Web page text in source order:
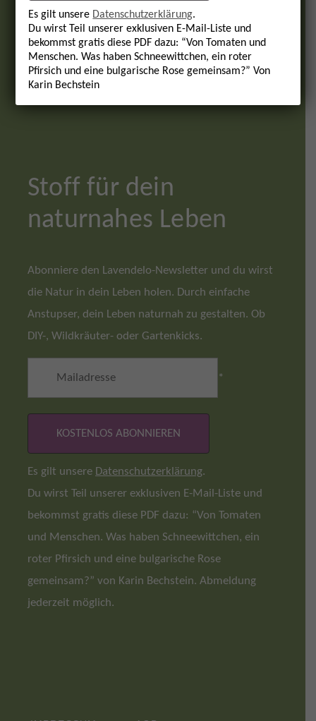
Stoff für dein
naturnahes Leben
Abonniere den Lavendelo-Newsletter und du wirst
die Natur in dein Leben holen. Durch einfache
Anstupser, dein Leben naturnah zu gestalten. Ob
DIY-, Wildkräuter- oder Gartenkicks.
*
Es gilt unsere Datenschutzerklärung.
Du wirst Teil unserer exklusiven E-Mail-Liste und
bekommst gratis diese PDF dazu: “Von Tomaten
und Menschen. Was haben Schneewittchen, ein
roter Pfirsich und eine bulgarische Rose
gemeinsam?” von Karin Bechstein. Abmeldung
jederzeit möglich.
Es gilt unsere Datenschutzerklärung.
Du wirst Teil unserer exklusiven E-Mail-Liste und
bekommst gratis diese PDF dazu: “Von Tomaten und
Menschen. Was haben Schneewittchen, ein roter
Pfirsich und eine bulgarische Rose gemeinsam?” Von
Karin Bechstein